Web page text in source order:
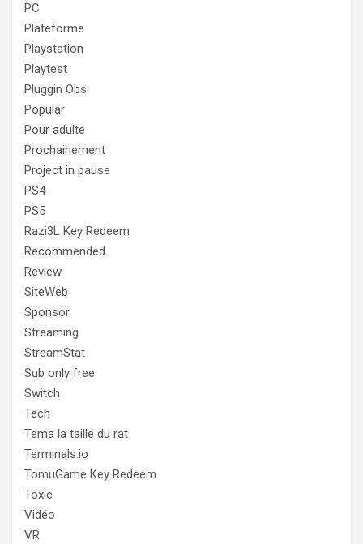
PC
Plateforme
Playstation
Playtest
Pluggin Obs
Popular
Pour adulte
Prochainement
Project in pause
PS4
PS5
Razi3L Key Redeem
Recommended
Review
SiteWeb
Sponsor
Streaming
StreamStat
Sub only free
Switch
Tech
Tema la taille du rat
Terminals.io
TomuGame Key Redeem
Toxic
Vidéo
VR